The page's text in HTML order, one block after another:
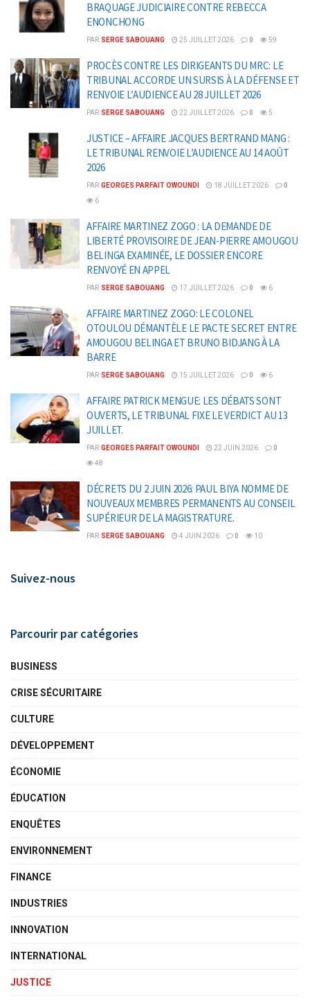
BRAQUAGE JUDICIAIRE CONTRE REBECCA
ENONCHONG
PAR SERGE SABOUANG 25 JUILLET 2026 0 59
PROCÈS CONTRE LES DIRIGEANTS DU MRC: LE
TRIBUNAL ACCORDE UN SURSIS À LA DÉFENSE ET
RENVOIE L’AUDIENCE AU 28 JUILLET 2026
PAR SERGE SABOUANG 22 JUILLET 2026 0 5
JUSTICE – AFFAIRE JACQUES BERTRAND MANG :
LE TRIBUNAL RENVOIE L’AUDIENCE AU 14 AOÛT
2026
PAR GEORGES PARFAIT OWOUNDI 18 JUILLET 2026
0
6
AFFAIRE MARTINEZ ZOGO : LA DEMANDE DE
LIBERTÉ PROVISOIRE DE JEAN-PIERRE AMOUGOU
BELINGA EXAMINÉE, LE DOSSIER ENCORE
RENVOYÉ EN APPEL
PAR SERGE SABOUANG 17 JUILLET 2026 0 6
AFFAIRE MARTINEZ ZOGO: LE COLONEL
OTOULOU DÉMANTÈLE LE PACTE SECRET ENTRE
AMOUGOU BELINGA ET BRUNO BIDJANG À LA
BARRE
PAR SERGE SABOUANG 15 JUILLET 2026 0 6
AFFAIRE PATRICK MENGUE: LES DÉBATS SONT
OUVERTS, LE TRIBUNAL FIXE LE VERDICT AU 13
JUILLET.
PAR GEORGES PARFAIT OWOUNDI 22 JUIN 2026
0
48
DÉCRETS DU 2 JUIN 2026: PAUL BIYA NOMME DE
NOUVEAUX MEMBRES PERMANENTS AU CONSEIL
SUPÉRIEUR DE LA MAGISTRATURE.
PAR SERGE SABOUANG 4 JUIN 2026 0 10
Suivez-nous
Parcourir par catégories
BUSINESS
CRISE SÉCURITAIRE
CULTURE
DÉVELOPPEMENT
ÉCONOMIE
ÉDUCATION
ENQUÊTES
ENVIRONNEMENT
FINANCE
INDUSTRIES
INNOVATION
INTERNATIONAL
JUSTICE